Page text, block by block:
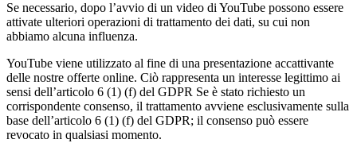
Se necessario, dopo l’avvio di un video di YouTube possono essere
attivate ulteriori operazioni di trattamento dei dati, su cui non
abbiamo alcuna influenza.
YouTube viene utilizzato al fine di una presentazione accattivante
delle nostre offerte online. Ciò rappresenta un interesse legittimo ai
sensi dell’articolo 6 (1) (f) del GDPR Se è stato richiesto un
corrispondente consenso, il trattamento avviene esclusivamente sulla
base dell’articolo 6 (1) (f) del GDPR; il consenso può essere
revocato in qualsiasi momento.